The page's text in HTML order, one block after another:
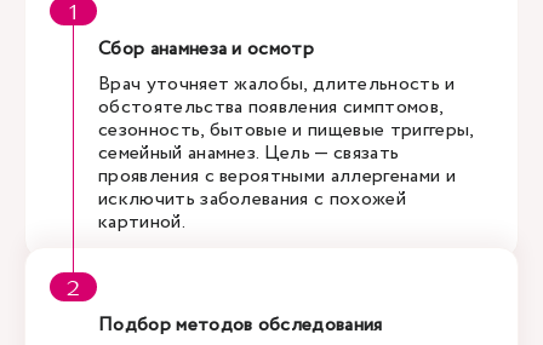
Сбор анамнеза и осмотр
Врач уточняет жалобы, длительность и
обстоятельства появления симптомов,
сезонность, бытовые и пищевые триггеры,
семейный анамнез. Цель — связать
проявления с вероятными аллергенами и
исключить заболевания с похожей
картиной.
Подбор методов обследования